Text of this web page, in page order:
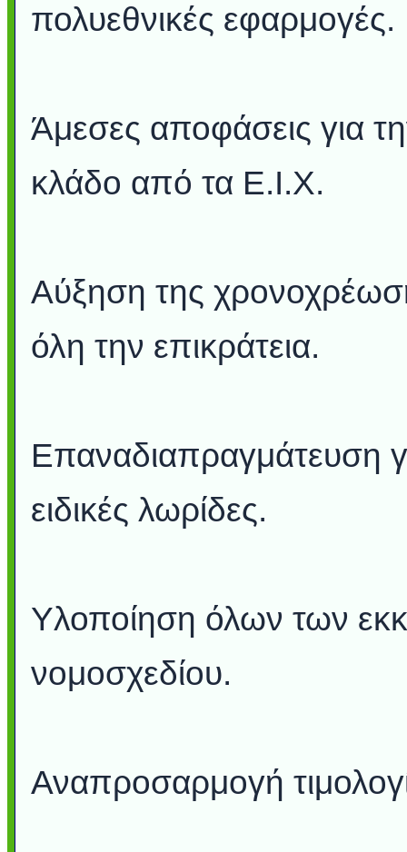
πολυεθνικές εφαρμογές.
Άμεσες αποφάσεις για
κλάδο από τα Ε.Ι.Χ.
Αύξηση της
όλη την επικράτεια.
Επαναδιαπραγμάτευση
ειδικές λωρίδες.
Υλοποίηση όλων των
νομοσχεδίου.
Αναπροσαρμογή